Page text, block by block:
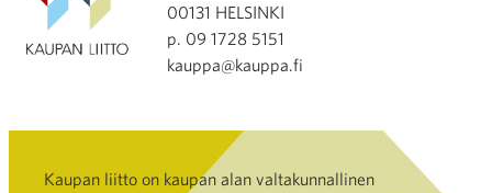
00131 HELSINKI
p. 09 1728 5151
kauppa@kauppa.fi
Kaupan liitto on kaupan alan valtakunnallinen